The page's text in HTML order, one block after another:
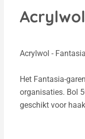
Acrylwol - Fantasia
Het Fantasia-
organisaties. Bol
geschikt voor